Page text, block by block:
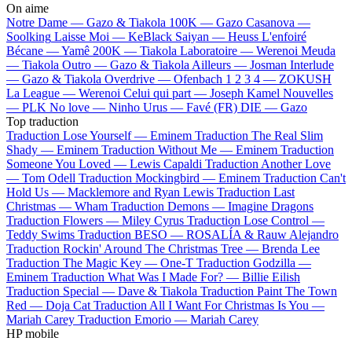
On aime
Notre Dame — Gazo & Tiakola 100K — Gazo Casanova —
Soolking Laisse Moi — KeBlack Saiyan — Heuss L'enfoiré
Bécane —Yamê 200K — Tiakola Laboratoire — Werenoi Meuda
— Tiakola Outro — Gazo & Tiakola Ailleurs — Josman Interlude
— Gazo & Tiakola Overdrive — Ofenbach 1 2 3 4 — ZOKUSH
La League — Werenoi Celui qui part — Joseph Kamel Nouvelles
— PLK No love — Ninho Urus — Favé (FR) DIE — Gazo
Top traduction
Traduction Lose Yourself — Eminem Traduction The Real Slim
Shady — Eminem Traduction Without Me — Eminem Traduction
Someone You Loved — Lewis Capaldi Traduction Another Love
— Tom Odell Traduction Mockingbird — Eminem Traduction Can't
Hold Us — Macklemore and Ryan Lewis Traduction Last
Christmas — Wham Traduction Demons — Imagine Dragons
Traduction Flowers — Miley Cyrus Traduction Lose Control —
Teddy Swims Traduction BESO — ROSALÍA & Rauw Alejandro
Traduction Rockin' Around The Christmas Tree — Brenda Lee
Traduction The Magic Key — One-T Traduction Godzilla —
Eminem Traduction What Was I Made For? — Billie Eilish
Traduction Special — Dave & Tiakola Traduction Paint The Town
Red — Doja Cat Traduction All I Want For Christmas Is You —
Mariah Carey Traduction Emorio — Mariah Carey
HP mobile